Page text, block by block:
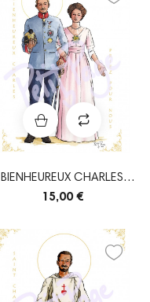
BIENHEUREUX CHARLES
D'AUTRICHE
15,00 €